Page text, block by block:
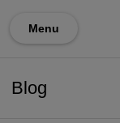
Menu
Blog